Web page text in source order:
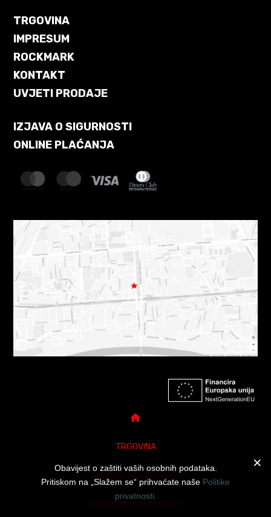
TRGOVINA
IMPRESUM
ROCKMARK
KONTAKT
UVJETI PRODAJE
IZJAVA O SIGURNOSTI
ONLINE PLAĆANJA
TRGOVINA
Obavijest o zaštiti vaših osobnih podataka.
Pritiskom na „Slažem se“ prihvaćate naše Politike
privatnosti.